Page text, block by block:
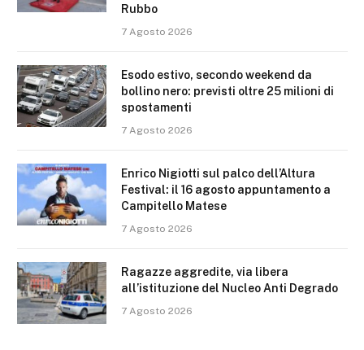
Rubbo
7 Agosto 2026
Esodo estivo, secondo weekend da
bollino nero: previsti oltre 25 milioni di
spostamenti
7 Agosto 2026
Enrico Nigiotti sul palco dell’Altura
Festival: il 16 agosto appuntamento a
Campitello Matese
7 Agosto 2026
Ragazze aggredite, via libera
all’istituzione del Nucleo Anti Degrado
7 Agosto 2026